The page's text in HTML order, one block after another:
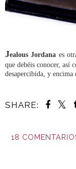
Jealous Jordana es
que debéis conocer, así
desapercibida, y encima
SHARE:
18